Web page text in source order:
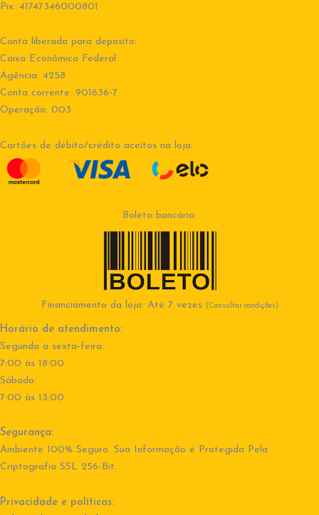
Pix: 41747346000801
Conta liberada para deposito:
Caixa Econômica Federal
Agência: 4258
Conta corrente: 901636-7
Operação: 003
Cartões de débito/crédito aceitos na loja:
Boleto bancário:
Financiamento da loja: Até 7 vezes (Consultar condições)
Horário de atendimento:
Segunda a sexta-feira:
7:00 às 18:00
Sábado:
7:00 às 13:00
Segurança:
Ambiente 100% Seguro. Sua Informação é Protegida Pela
Criptografia SSL 256-Bit.
Privacidade e políticas: